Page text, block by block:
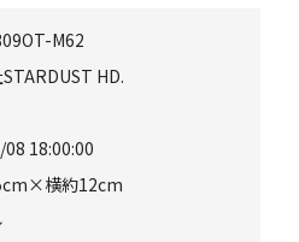
M62
HD.
18:00:00
横約12cm